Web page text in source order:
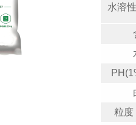
水溶性
粒度